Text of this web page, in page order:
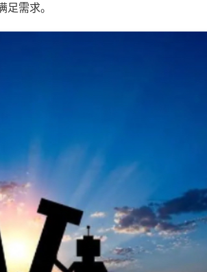
需求。